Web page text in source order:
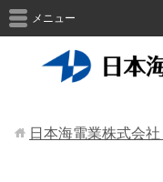
メニュー
日本海電業株式会社